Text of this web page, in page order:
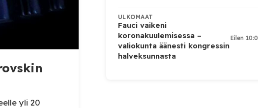
yli 20
ULKOMAAT
Fauci vaikeni
koronakuulemisessa –
valiokunta äänesti kongressin
halveksunnasta
Eilen